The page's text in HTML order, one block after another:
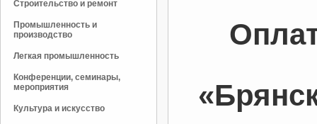
Строительство и ремонт
Промышленность и
производство
Легкая промышленность
Конференции, семинары,
мероприятия
Культура и искусство